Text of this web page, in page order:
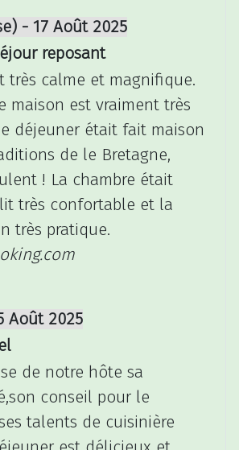
- 17 Août 2025
reposant
très calme et magnifique.
maison est vraiment très
déjeuner était fait maison
de le Bretagne,
! La chambre était
très confortable et la
très pratique.
Août 2025
de notre hôte sa
conseil pour le
talents de cuisinière